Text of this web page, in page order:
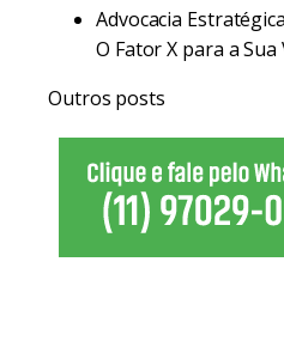
Advocacia
O Fator X para a
Outros posts